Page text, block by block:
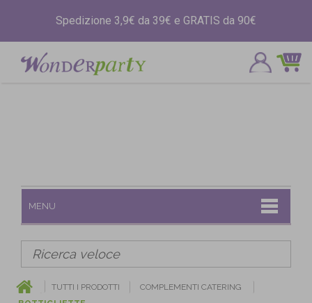
Spedizione 3,9€ da 39€ e GRATIS da 90€
MENU
TUTTI I PRODOTTI
COMPLEMENTI CATERING